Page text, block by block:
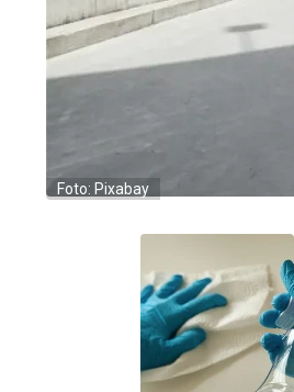
Foto: Pixabay